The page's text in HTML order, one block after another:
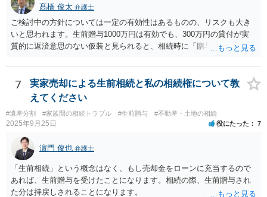
髙橋 俊太 弁護士
ご検討中の方針については一定の有効性はあるものの、リスクも大き
いと思われます。生前贈与1000万円は有効でも、300万円の貸付が実
質的に返済意思のない仮装と見られると、相続時に「贈与」と評価さ
法として考えられるものとしては、 ①信託（家族信託・目的信託） 財
産を信託口に移し、受託者（信頼できる友人や専門職）に管理させ、
・生存中はあなたの生活費・介護費に優先充当 ・残余を友人や慈善団
体へ と使途を厳格に指定。相続ではなく信託帰属になるため、子の関
与を大きく排除できます。 ②遺言＋生命保険の組合せ 生活資金は手元
に残し、余剰資金で受取人を友人・団体にした保険を活用。保険金は
相続財産とは別枠で、遺留分対策にも有効と思われます。 ③負担付死
因贈与 「介護・見守り等を条件に、死亡時に財産を渡す」契約。条件
不履行なら無効にでき、老後の安心を担保できます。 ④ 寄附予約＋解
除条件 慈善団体への寄附を予約しつつ、資金不足時は解除できる条項
を設定。 などがあり得るかと思われます。
7
実家売却による生前相続と私の相続権について教
えてください
#遺産分割 #家族間の相続トラブル #生前贈与 #不動産・土地の相続
2025年9月25日 役にたった 7
濵門 俊也 弁護士
「生前相続」という概念はなく、もし売却金をローンに充当するので
あれば、生前贈与を受けたことになります。相続の際、生前贈与され
た分は持戻しされることになります。